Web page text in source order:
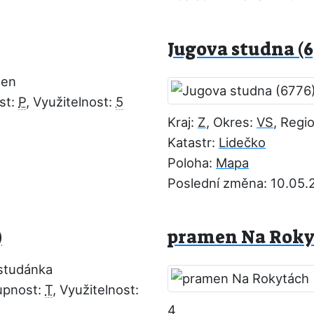
P, Využitelnost: 5
Jugova studna
Kraj: Z, Okres: VS,
Katastr: Lidečko
Poloha: Mapa
Poslední změna:
T, Využitelnost:
pramen Na
4